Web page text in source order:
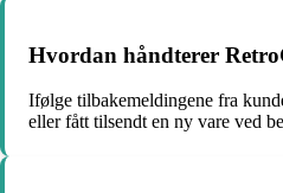
Hvordan håndterer
Ifølge tilbakemeldingene fra
eller fått tilsendt en ny vare ved